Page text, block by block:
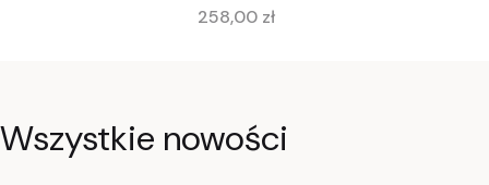
Cena
258,00 zł
Wszystkie nowości